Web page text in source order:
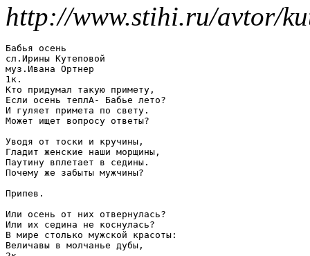
http://www.stihi.ru/avtor/
Бабья осень
сл.Ирины Кутеповой
муз.Ивана Ортнер
1к.
Кто придумал такую примету,
Если осень теплА- Бабье лето?
И гуляет примета по свету.
Может ищет вопросу ответы?
Уводя от тоски и кручины,
Гладит женские наши морщины,
Паутину вплетает в седины.
Почему же забыты мужчины?
Припев.
Или осень от них отвернулась?
Или их седина не коснулась?
В мире столько мужской красоты:
Величавы в молчанье дубы,